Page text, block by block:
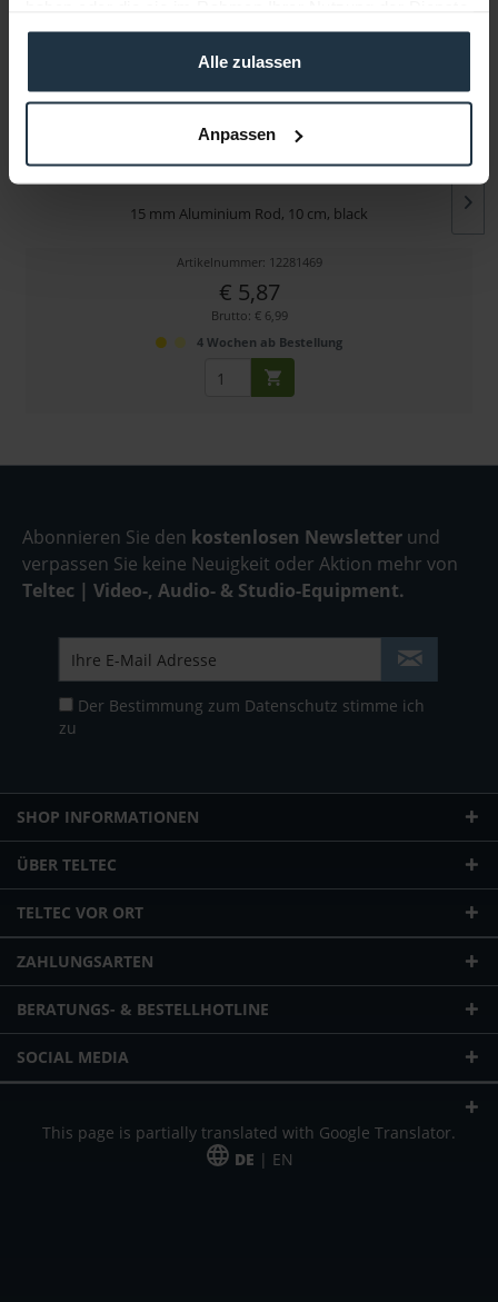
gesammelt haben.
Alle zulassen
Anpassen
Tilta R15-100-B
15 mm Aluminium Rod, 10 cm, black
Artikelnummer: 12281469
€ 5,87
Brutto: € 6,99
4 Wochen ab Bestellung
Abonnieren Sie den kostenlosen Newsletter und
verpassen Sie keine Neuigkeit oder Aktion mehr von
Teltec | Video-, Audio- & Studio-Equipment.
Der Bestimmung zum Datenschutz stimme ich
zu
SHOP INFORMATIONEN
ÜBER TELTEC
TELTEC VOR ORT
ZAHLUNGSARTEN
BERATUNGS- & BESTELLHOTLINE
SOCIAL MEDIA
This page is partially translated with Google Translator.
DE | EN